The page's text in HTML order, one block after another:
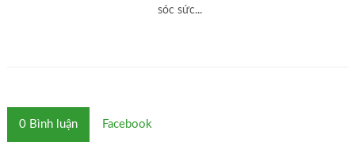
sóc sức...
0Bình luận Facebook